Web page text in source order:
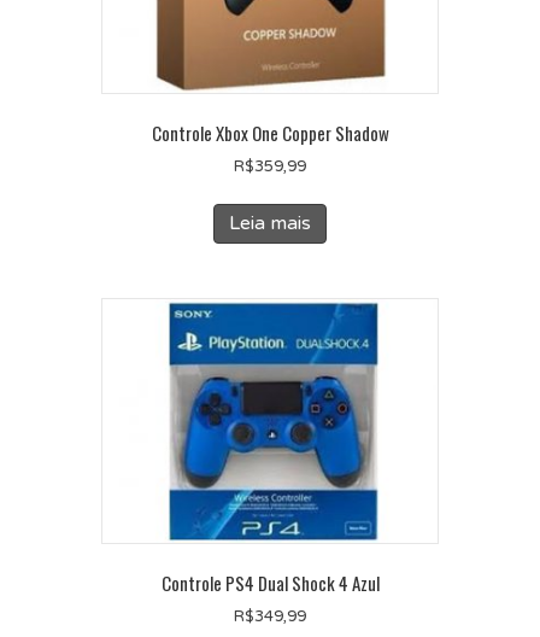
Controle Xbox One Copper Shadow
R$359,99
Leia mais
Controle PS4 Dual Shock 4 Azul
R$349,99